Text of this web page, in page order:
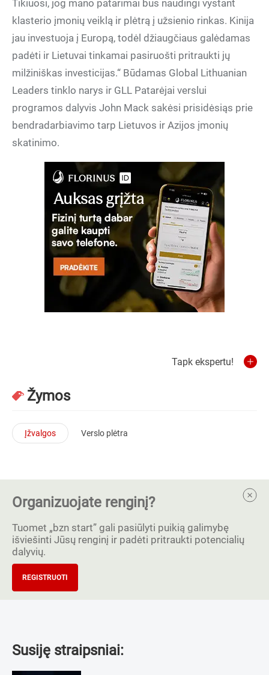
Tikiuosi, jog mano patarimai bus naudingi vystant
klasterio įmonių veiklą ir plėtrą į užsienio rinkas. Kinija
jau investuoja į Europą, todėl džiaugčiaus galėdamas
padėti ir Lietuvai tinkamai pasiruošti pritraukti jų
milžiniškas investicijas.“ Būdamas Global Lithuanian
Leaders tinklo narys ir GLL Patarėjai verslui
programos dalyvis John Mack sakėsi prisidėsiąs prie
bendradarbiavimo tarp Lietuvos ir Azijos įmonių
skatinimo.
Tapk ekspertu!
Žymos
Įžvalgos Verslo plėtra
Organizuojate renginį?
Tuomet „bzn start” gali pasiūlyti puikią galimybę
išviešinti Jūsų renginį ir padėti pritraukti potencialių
dalyvių.
REGISTRUOTI
Susiję straipsniai: